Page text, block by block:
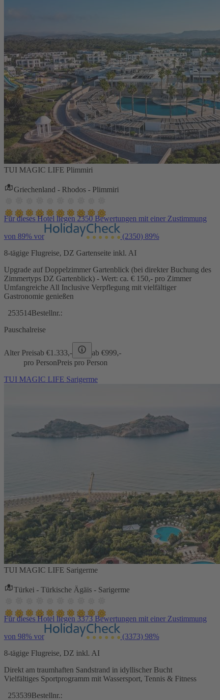
TUI MAGIC LIFE Plimmiri
Griechenland - Rhodos - Plimmiri
Für dieses Hotel liegen 2350 Bewertungen mit einer Zustimmung
von 89% vor (2350) 89%
8-tägige Flugreise, DZ Gartenseite inkl. AI
Upgrade auf Doppelzimmer Gartenblick (bei direkter Buchung des
Zimmertyps DZ Gartenblick) - Wert: ca. € 150,- pro Zimmer
Umfangreiche All Inclusive Verpflegung mit vielfältiger
Gastronomie genießen
253514Bestellnr.:
Pauschalreise
Alter Preisab €1.333,- ab €999,-
pro PersonPreis pro Person
TUI MAGIC LIFE Sarigerme
TUI MAGIC LIFE Sarigerme
Türkei - Türkische Ägäis - Sarigerme
Für dieses Hotel liegen 3373 Bewertungen mit einer Zustimmung
von 98% vor (3373) 98%
8-tägige Flugreise, DZ inkl. AI
Direkt am traumhaften Sandstrand in idyllischer Bucht
Vielfältiges Sportprogramm mit Wassersport, Tennis & Fitness
253539Bestellnr.: